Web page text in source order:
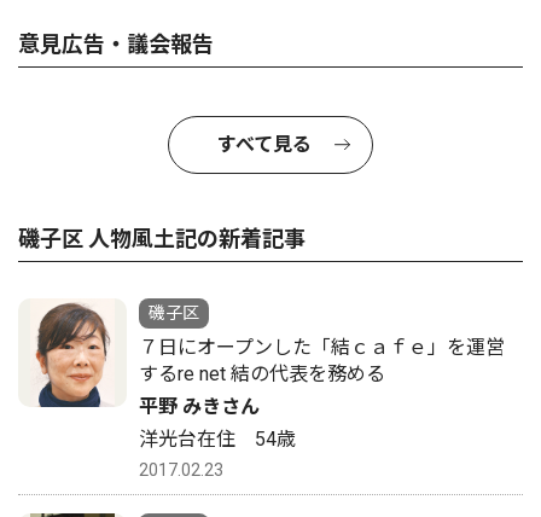
意見広告・議会報告
すべて見る
磯子区 人物風土記の新着記事
磯子区
７日にオープンした「結ｃａｆｅ」を運営
するre net 結の代表を務める
平野 みきさん
洋光台在住 54歳
2017.02.23